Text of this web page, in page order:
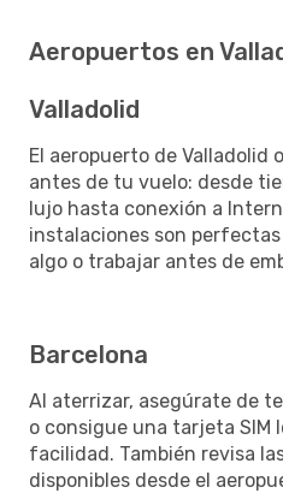
Aeropuertos en
Valladolid
El aeropuerto de Valladolid
antes de tu vuelo: desde
lujo hasta conexión a
instalaciones son
algo o trabajar antes de
Barcelona
Al aterrizar, asegúrate de
o consigue una tarjeta SIM
facilidad. También revisa
disponibles desde el